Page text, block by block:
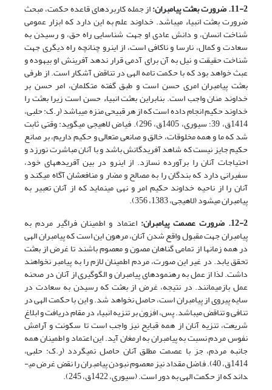
11-2. ضرورت بعثت پیامبران:
از جمله کاربردهای قاعده حکمت، مبحث
ضرورت بعثت انبیاء می­باشد. خداوند علم به این دارد که ابزار عمومی
شناخت انسان، و دانش عادی او جهت شناسایی راه حق، و رسیدن به
سعادت و کمال، نارسا و ناکافی است، از این­رو چنانچه راه دیگری جهت
شناخت حقیقت و نیل به آن برای آدمی قرار ندهد آفرینش او بیهوده و
عبث خواهد بود که با حکمت تامه الهی در تناقض آشکار است. از طرفی
بعثت پیامبران امری حسن است و طبق گفته متکلمان، امر حسن بر
خداوند منان واجب است. بنابراین بعثت انبیاء حسن است زیرا بعثت را
خداوند حکیم انجام داده است که از هر قبیحی منزه می­باشد (ر.ک: حلبی،
1414ق، 39؛ سیوری، 1405ق، 296). فیاض لاهیجی می­گوید: وقتی ثابت
شد که ما و همه مخلوقات، خالق و صانعی متعالی و حکیم داریم، بر صانع
حکیم جایز نیست که شاهد آفریدگانش باشد و با آنان مباشرت نورزد و
احتیاجات آنان را برآورده نسازد. از این­رو در بین آفریده­های خود،
سفیرانی دارد که بندگان را به مصالح و مضار و منافع­شان آگاه می­کند و
آنان را از ناحیه خداوند حکیم امر و نهی می­نماید که از آنان تعبیر به
پیامبران می­شود (لاهیجی، 1383، 356).
12-2. ضرورت عصمت پیامبران:
اعتماد و اطمینان فراگیر مردم به
پیامبران جهت مقبول واقع شدن آنان، مرهون این است که پیامبران الهی
در همه زمان­ها از تمامی گناهان مصون و معصوم باشند تا غرض از بعثت
تحقق یابد. در غیر این صورت، مردم اطمینان لازم را به پیامبر نخواهند
داشت. لذا از عمل به رهنمودهای پیامبران و الگوگیری از آنان در صحنه
عمل بازمی­مانند. در نتیجه، غرض از بعثت که رسیدن به سعادت در
سایه پیروی از پیامبران است، حاصل نخواهد شد. و این با حکمت الهی در
تنافی و تناقض می­باشد. پس، افزون بر تنزیه انبیاء در مقام دریافت و ابلاغ
شریعت، تنزیه آنان از همه قبایح نیز واجب است تا سکونت و آرامش
نفوس مردم نسبت به پیامبران به ارمغان آید. این اعتماد و اطمینان همه
جانبه مردم، جز با عصمت مطلق آنان حاصل نمی­گردد (ر.ک: حلبی،
1414ق، 40). فاضل مقداد نیز معصوم نبودن پیامبران را نقض غرض می­
داند که از حکمت الهی به دور است. (سیوری، 1422ق، 245).